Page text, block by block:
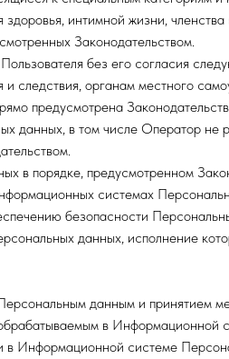
интимной жизни,
Законодательством.
без его согласия
следствия, органам местного
предусмотрена
данных, в том числе Оператор
в порядке, предусмотренном
системах
безопасности
данных, исполнение
данным и принятием
в Информационной
в Информационной системе